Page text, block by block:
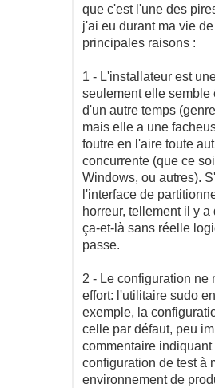
que c'est l'une des
j'ai eu durant ma vie
principales raisons :
1 - L'installateur est
seulement elle semble
d'un autre temps
mais elle a une
foutre en l'aire toute
concurrente (que ce
Windows, ou autres).
l'interface de
horreur, tellement il y
ça-et-là sans réelle
passe.
2 - Le configuration ne
effort: l'utilitaire sudo
exemple, la
celle par défaut, peu
commentaire
configuration de test à
environnement de